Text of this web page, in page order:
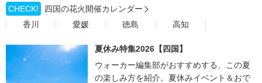
CHECK!
四国の花火開催カレンダー
香川
愛媛 徳島 高知
夏休み特集2026【四国】
ウォーカー編集部がおすすめする、この夏
の楽しみ方を紹介。夏休みイベント＆おで